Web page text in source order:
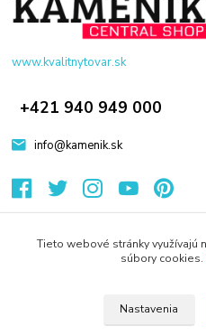
www.kvalitnytovar.sk
+421 940 949 000
info@kamenik.sk
Tieto webové stránky využívajú
súbory cookies.
Nastavenia